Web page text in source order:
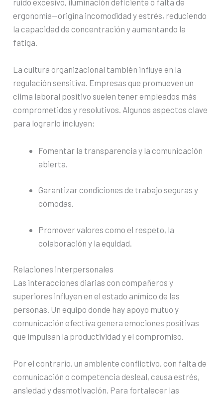
ruido excesivo, iluminación deficiente o falta de
ergonomía—origina incomodidad y estrés, reduciendo
la capacidad de concentración y aumentando la
fatiga.
La cultura organizacional también influye en la
regulación sensitiva. Empresas que promueven un
clima laboral positivo suelen tener empleados más
comprometidos y resolutivos. Algunos aspectos clave
para lograrlo incluyen:
Fomentar la transparencia y la comunicación
abierta.
Garantizar condiciones de trabajo seguras y
cómodas.
Promover valores como el respeto, la
colaboración y la equidad.
Relaciones interpersonales
Las interacciones diarias con compañeros y
superiores influyen en el estado anímico de las
personas. Un equipo donde hay apoyo mutuo y
comunicación efectiva genera emociones positivas
que impulsan la productividad y el compromiso.
Por el contrario, un ambiente conflictivo, con falta de
comunicación o competencia desleal, causa estrés,
ansiedad y desmotivación. Para fortalecer las